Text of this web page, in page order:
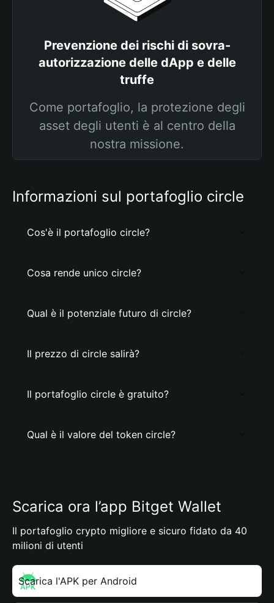
Prevenzione dei rischi di sovra-
autorizzazione delle dApp e delle
truffe
Come portafoglio, la protezione degli
asset degli utenti è al centro della
nostra missione.
Informazioni sul portafoglio circle
Cos'è il portafoglio circle?
Cosa rende unico circle?
Qual è il potenziale futuro di circle?
Il prezzo di circle salirà?
Il portafoglio circle è gratuito?
Qual è il valore del token circle?
Scarica ora l’app Bitget Wallet
Il portafoglio crypto migliore e sicuro fidato da 40
milioni di utenti
Scarica l'APK per Android